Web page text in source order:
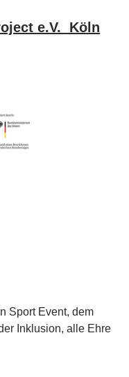
e.V. Köln
Sport Event, dem
Inklusion, alle Ehre